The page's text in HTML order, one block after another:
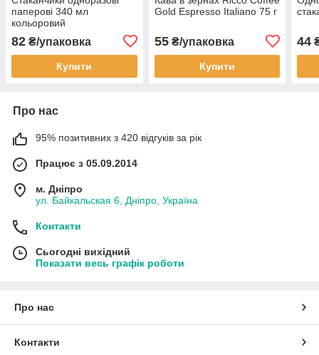
паперові 340 мл
кольоровий
82 ₴/упаковка
Купити
Gold Espresso Italiano 75 г
55₴/упаковка
Купити
44
Про нас
95% позитивних з 420 відгуків за рік
Працює з 05.09.2014
м. Дніпро
ул. Байкальская 6, Дніпро, Україна
Контакти
Сьогодні вихідний
Показати весь графік роботи
Про нас
Контакти